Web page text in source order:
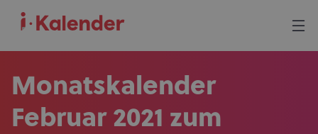
Monatskalender
Februar 2021 zum